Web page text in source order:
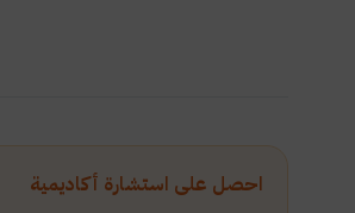
احصل على استشارة أكاديمية